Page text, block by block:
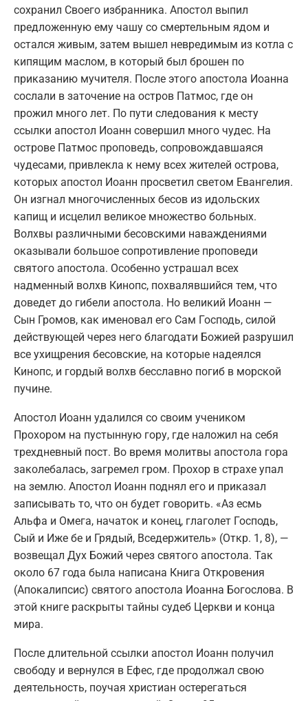
сохранил Своего избранника. Апостол выпил
предложенную ему чашу со смертельным ядом и
остался живым, затем вышел невредимым из котла с
кипящим маслом, в который был брошен по
приказанию мучителя. После этого апостола Иоанна
сослали в заточение на остров Патмос, где он
прожил много лет. По пути следования к месту
ссылки апостол Иоанн совершил много чудес. На
острове Патмос проповедь, сопровождавшаяся
чудесами, привлекла к нему всех жителей острова,
которых апостол Иоанн просветил светом Евангелия.
Он изгнал многочисленных бесов из идольских
капищ и исцелил великое множество больных.
Волхвы различными бесовскими наваждениями
оказывали большое сопротивление проповеди
святого апостола. Особенно устрашал всех
надменный волхв Кинопс, похвалявшийся тем, что
доведет до гибели апостола. Но великий Иоанн —
Сын Громов, как именовал его Сам Господь, силой
действующей через него благодати Божией разрушил
все ухищрения бесовские, на которые надеялся
Кинопс, и гордый волхв бесславно погиб в морской
пучине.
Апостол Иоанн удалился со своим учеником
Прохором на пустынную гору, где наложил на себя
трехдневный пост. Во время молитвы апостола гора
заколебалась, загремел гром. Прохор в страхе упал
на землю. Апостол Иоанн поднял его и приказал
записывать то, что он будет говорить. «Аз есмь
Альфа и Омега, начаток и конец, глаголет Господь,
Сый и Иже бе и Грядый, Вседержитель» (Откр. 1, 8), —
возвещал Дух Божий через святого апостола. Так
около 67 года была написана Книга Откровения
(Апокалипсис) святого апостола Иоанна Богослова. В
этой книге раскрыты тайны судеб Церкви и конца
мира.
После длительной ссылки апостол Иоанн получил
свободу и вернулся в Ефес, где продолжал свою
деятельность, поучая христиан остерегаться